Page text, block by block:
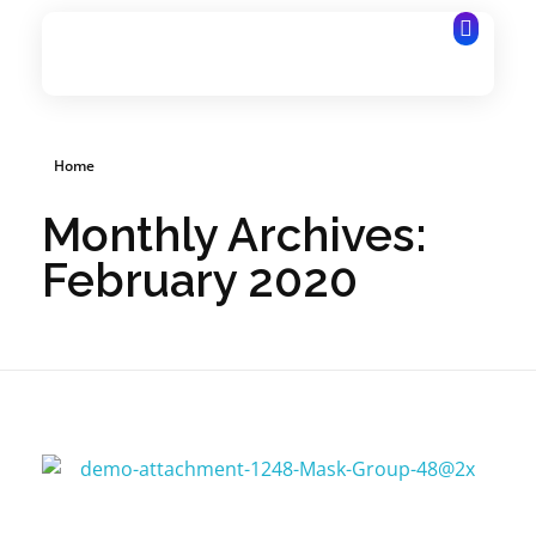
Contact
Home
Monthly Archives:
February 2020